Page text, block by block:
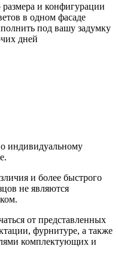
и конфигурации
в одном фасаде
под вашу задумку
дней
индивидуальному
и более быстрого
не являются
от представленных
фурнитуре, а также
комплектующих и